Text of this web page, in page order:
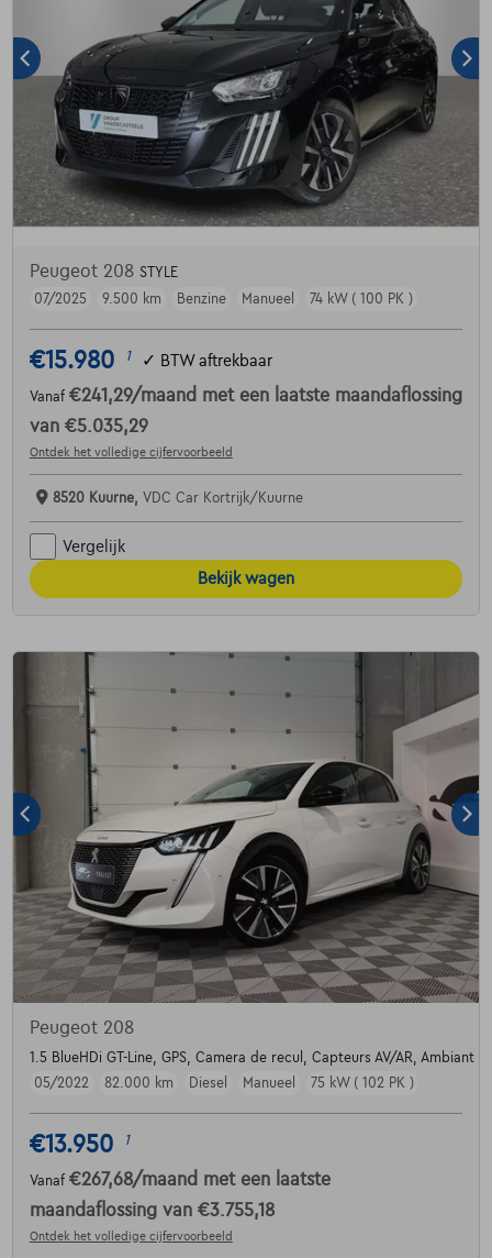
Peugeot 208 STYLE
07/2025
9.500 km Benzine Manueel 74 kW ( 100 PK )
€15.980 1 ✓ BTW aftrekbaar
Vanaf €241,29/maand met een laatste maandaflossing
van €5.035,29
Ontdek het volledige cijfervoorbeeld
8520 Kuurne, VDC Car Kortrijk/Kuurne
Vergelijk
Bekijk wagen
Peugeot 208
1.5 BlueHDi GT-Line, GPS, Camera de recul, Capteurs AV/AR, Ambiant
05/2022
82.000 km Diesel Manueel 75 kW ( 102 PK )
€13.950 1
Vanaf €267,68/maand met een laatste
maandaflossing van €3.755,18
Ontdek het volledige cijfervoorbeeld